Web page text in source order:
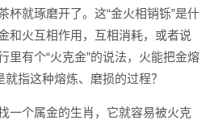
杯就琢磨开了。这“金火相销铄”是什
和火互相作用，互相消耗，或者说
里有个“火克金”的说法，火能把金熔
指这种熔炼、磨损的过程？
一个属金的生肖，它就容易被火克